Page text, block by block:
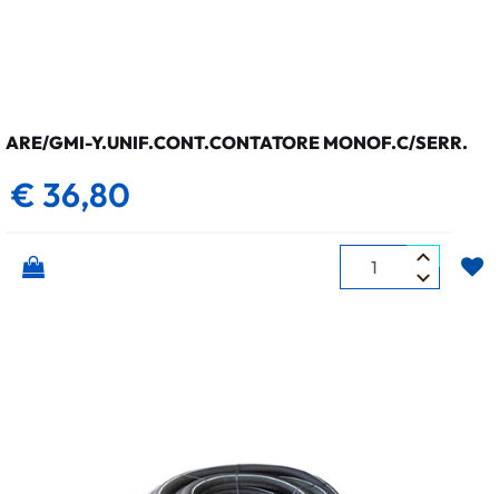
ARE/GMI-Y.UNIF.CONT.CONTATORE MONOF.C/SERR.
€ 36,80
Quantità